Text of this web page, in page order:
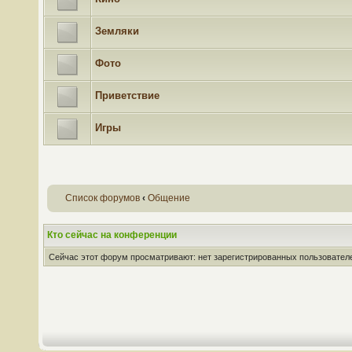
Земляки
Фото
Приветствие
Игры
Список форумов ‹ Общение
Кто сейчас на конференции
Сейчас этот форум просматривают: нет зарегистрированных